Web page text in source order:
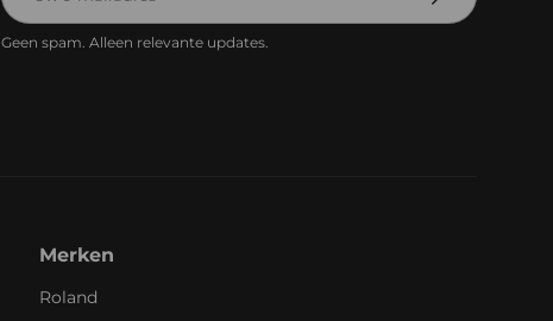
Geen spam. Alleen relevante updates.
Merken
Roland